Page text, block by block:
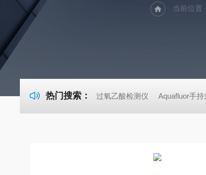
当前位置：
热门搜索： 过氧乙酸检测仪 Aquafluor手